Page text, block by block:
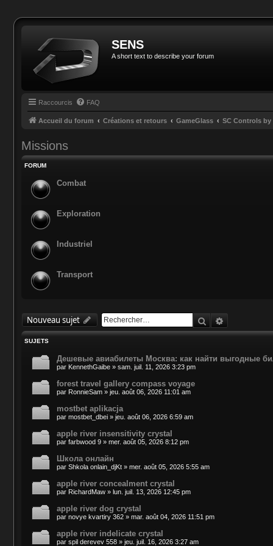
SENS
A short text to describe your forum
Raccourcis FAQ
Accueil du forum Créations et retours GameGlass SC Controls by
Missions
FORUM
Combat
Exploration
Industriel
Transport
Nouveau sujet Rechercher
SUJETS
Дешевые авиабилеты Москва: как найти выгодные
par KennethGaibe » sam. juil. 11, 2026 3:23 pm
forest travel gallery compass voyage
par RonnieSam » jeu. août 06, 2026 11:01 am
mostbet aplikacja
par mostbet_dbei » jeu. août 06, 2026 6:59 am
apple river insensitivity crystal
par farbwood 9 » mer. août 05, 2026 8:12 pm
Школа онлайн
par Shkola onlain_djKt » mer. août 05, 2026 5:55 am
apple river concealment crystal
par RichardMaw » lun. juil. 13, 2026 12:45 pm
apple river dog crystal
par novye kvartiry 362 » mar. août 04, 2026 11:51 pm
apple river indelicate crystal
par spil derevev 558 » jeu. juil. 16, 2026 3:27 am